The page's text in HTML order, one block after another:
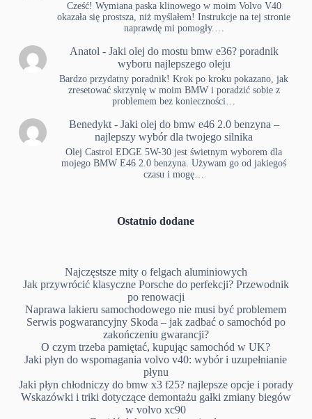
Cześć! Wymiana paska klinowego w moim Volvo V40
okazała się prostsza, niż myślałem! Instrukcje na tej stronie
naprawdę mi pomogły.…
Anatol - Jaki olej do mostu bmw e36? poradnik
wyboru najlepszego oleju
Bardzo przydatny poradnik! Krok po kroku pokazano, jak
zresetować skrzynię w moim BMW i poradzić sobie z
problemem bez konieczności…
Benedykt- Jaki olej do bmw e46 2.0 benzyna –
najlepszy wybór dla twojego silnika
Olej Castrol EDGE 5W-30 jest świetnym wyborem dla
mojego BMW E46 2.0 benzyna. Używam go od jakiegoś
czasu i mogę…
Ostatnio dodane
Najczęstsze mity o felgach aluminiowych
Jak przywrócić klasyczne Porsche do perfekcji? Przewodnik
po renowacji
Naprawa lakieru samochodowego nie musi być problemem
Serwis pogwarancyjny Skoda – jak zadbać o samochód po
zakończeniu gwarancji?
O czym trzeba pamiętać, kupując samochód w UK?
Jaki płyn do wspomagania volvo v40: wybór i uzupełnianie
płynu
Jaki płyn chłodniczy do bmw x3 f25? najlepsze opcje i porady
Wskazówki i triki dotyczące demontażu gałki zmiany biegów
w volvo xc90